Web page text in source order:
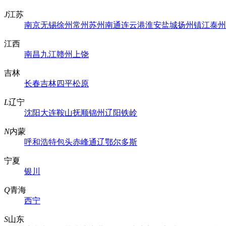
J江苏
南京无锡徐州常州苏州南通连云港淮安盐城扬州镇江泰州
江西
南昌九江赣州 上饶
吉林
长春吉林四平松原
L辽宁
沈阳大连鞍山抚顺锦州辽阳铁岭
N内蒙
呼和浩特包头赤峰通辽鄂尔多斯
宁夏
银川
Q青海
西宁
S山东